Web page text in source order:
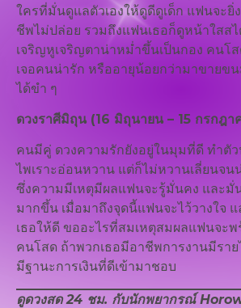
ใครที่มั่นดูแลตัวเองให้ดูดีดูเด็ก แฟนจะยิ่
ชีพไม่ปล่อย รวมถึงแฟนเธอก็ดูหน้าใสส
เจริญหูเจริญตาน่าหม่ำขึ้นเป็นกอง คนโ
เจอคนน่ารัก หรืออายุน้อยกว่ามาขายขน
ได้ขำ ๆ
ดวงราศีมิถุน (16 มิถุนายน – 15 กรกฎา
คนมีคู่ ดวงความรักยังอยู่ในมุมที่ดี ทำตัว
ไพเราะอ่อนหวาน แต่ก็ไม่หวานเลี่ยนจน
ซึ่งความมีเหตุมีผลแฟนจะรู้มั่นคง และมั่
มากขึ้น เมื่อมาถึงจุดนี้แฟนจะไว้วางใจ
เธอให้ดี ขออะไรที่สมเหตุสมผลแฟนจะ
คนโสด ถ้าพวกเธอมีอาชีพการงานมีรา
มีฐานะการเงินที่ดีเข้ามาชอบ
ดูดวงสด 24 ชม. กับนักพยากรณ์